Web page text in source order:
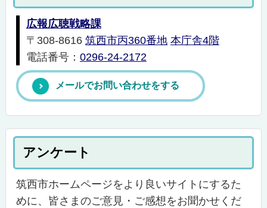
広報広聴戦略課
〒308-8616 筑西市丙360番地 本庁舎4階
電話番号： 0296-24-2172
メールでお問い合わせをする
アンケート
筑西市ホームページをより良いサイトにするた
めに、皆さまのご意見・ご感想をお聞かせくだ